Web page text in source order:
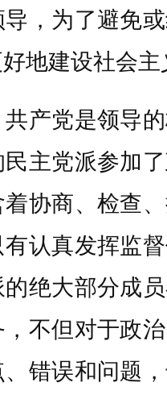
，为了避免
地建设社会主
党是领导的
主党派参加
协商、检查
认真发挥监
绝大部分成
不但对于政
错误和问题